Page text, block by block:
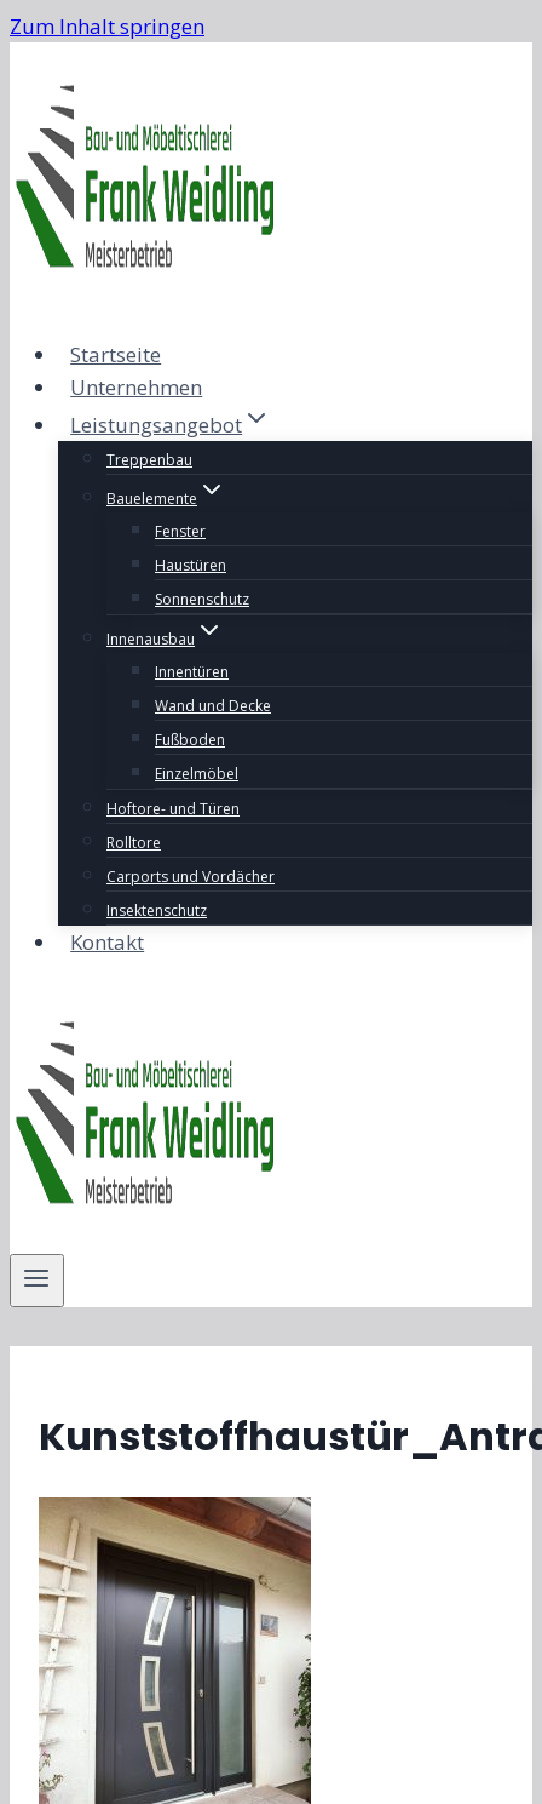
Zum Inhalt springen
Startseite
Unternehmen
Leistungsangebot
Treppenbau
Bauelemente
Fenster
Haustüren
Sonnenschutz
Innenausbau
Innentüren
Wand und Decke
Fußboden
Einzelmöbel
Hoftore- und Türen
Rolltore
Carports und Vordächer
Insektenschutz
Kontakt